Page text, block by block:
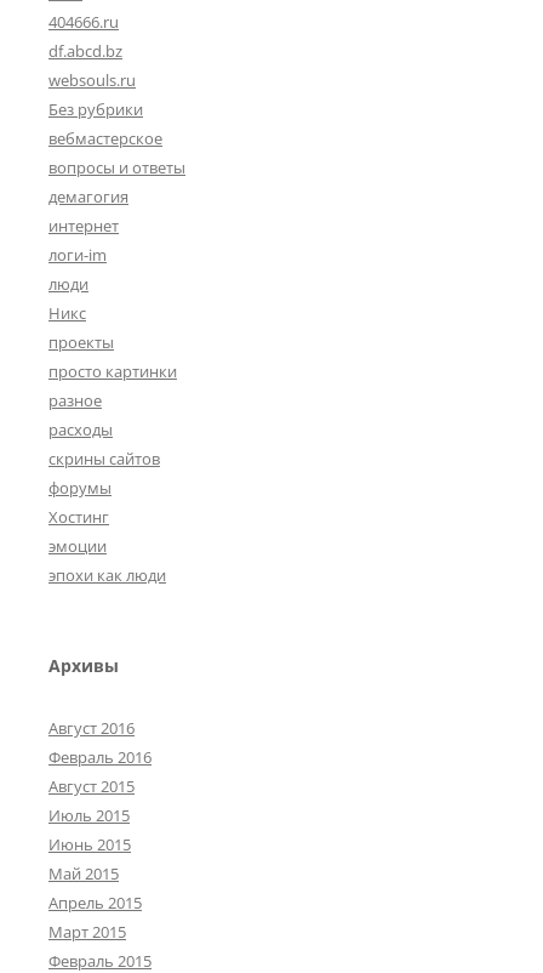
404666.ru
df.abcd.bz
websouls.ru
Без рубрики
вебмастерское
вопросы и ответы
демагогия
интернет
логи-im
люди
Никс
проекты
просто картинки
разное
расходы
скрины сайтов
форумы
Хостинг
эмоции
эпохи как люди
Архивы
Август 2016
Февраль 2016
Август 2015
Июль 2015
Июнь 2015
Май 2015
Апрель 2015
Март 2015
Февраль 2015